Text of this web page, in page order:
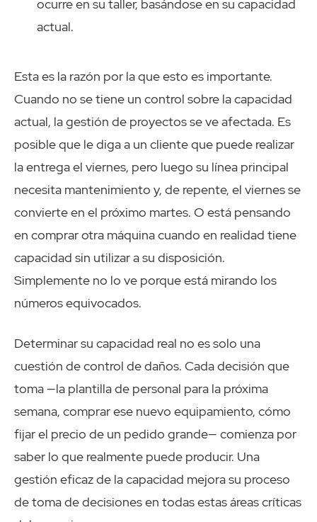
ocurre en su taller, basándose en su capacidad
actual.
Esta es la razón por la que esto es importante.
Cuando no se tiene un control sobre la capacidad
actual, la gestión de proyectos se ve afectada. Es
posible que le diga a un cliente que puede realizar
la entrega el viernes, pero luego su línea principal
necesita mantenimiento y, de repente, el viernes se
convierte en el próximo martes. O está pensando
en comprar otra máquina cuando en realidad tiene
capacidad sin utilizar a su disposición.
Simplemente no lo ve porque está mirando los
números equivocados.
Determinar su capacidad real no es solo una
cuestión de control de daños. Cada decisión que
toma —la plantilla de personal para la próxima
semana, comprar ese nuevo equipamiento, cómo
fijar el precio de un pedido grande— comienza por
saber lo que realmente puede producir. Una
gestión eficaz de la capacidad mejora su proceso
de toma de decisiones en todas estas áreas críticas